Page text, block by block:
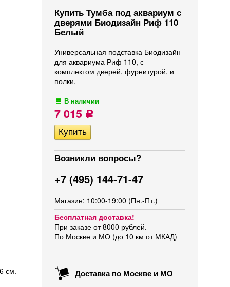
Купить Тумба под аквариум с
дверями Биодизайн Риф 110
Белый
Универсальная подставка Биодизайн
для аквариума Риф 110, с
комплектом дверей, фурнитурой, и
полки.
В наличии
7 015 Р
Возникли вопросы?
+7 (495) 144-71-47
Магазин: 10:00-19:00 (Пн.-Пт.)
Бесплатная доставка!
При заказе от 8000 рублей.
По Москве и МО (до 10 км от МКАД)
Доставка по Москве и МО
см.